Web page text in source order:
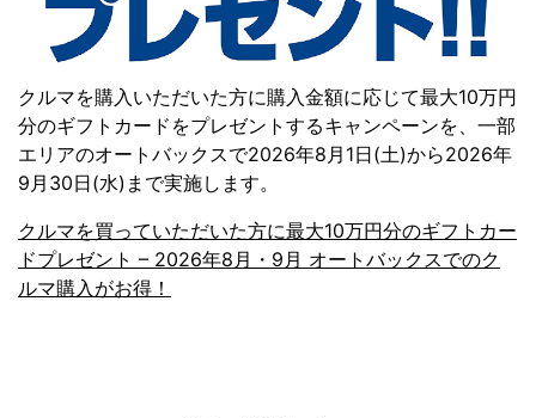
クルマを購入いただいた方に購入金額に応じて最大10万円
分のギフトカードをプレゼントするキャンペーンを、一部
エリアのオートバックスで2026年8月1日(土)から2026年
9月30日(水)まで実施します。
クルマを買っていただいた方に最大10万円分のギフトカー
ドプレゼント – 2026年8月・9月 オートバックスでのク
ルマ購入がお得！